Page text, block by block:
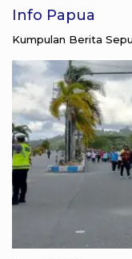
Info Papua
Kumpulan Berita